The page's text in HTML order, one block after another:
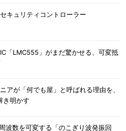
キュリティコントローラー
「LMC555」がまだ驚かせる、可変抵
アが「何でも屋」と呼ばれる理由を、
き明かす
波数を可変する「のこぎり波発振回